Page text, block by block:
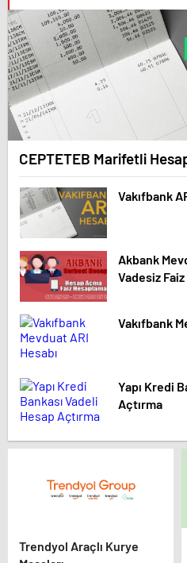
CEPTETEB Marifetli
Vakıfbank
Akbank
Vadesiz Faiz
Vakıfbank
Yapı Kredi
Açtırma
Trendyol Araçlı Kurye